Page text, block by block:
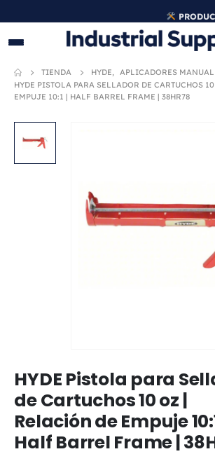
TIENDA HYDE, APLICADORES
HYDE PISTOLA PARA SELLADOR DE CARTUCHOS
EMPUJE 10:1 | HALF BARREL FRAME | 38HR78
HYDE Pistola para
de Cartuchos 10 oz |
Relación de Empuje
Half Barrel Frame |